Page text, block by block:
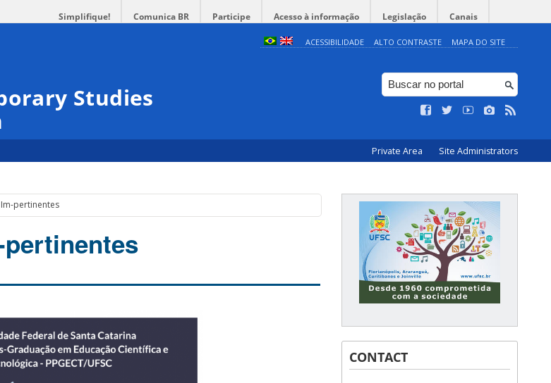
Simplifique! Comunica BR Participe Acesso à informação Legislação Canais
ACESSIBILIDADE ALTO CONTRASTE MAPA DO SITE
Studies
Private Area Site Administrators
pertinentes
CONTACT